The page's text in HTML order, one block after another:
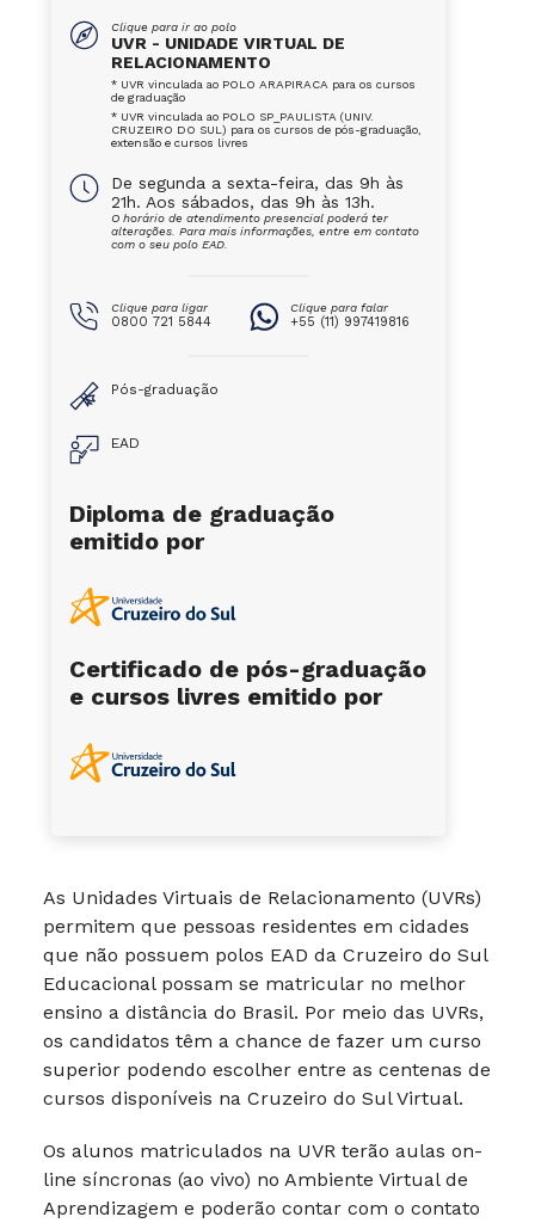
As Unidades Virtuais de Relacionamento (UVRs)
permitem que pessoas residentes em cidades
que não possuem polos EAD da Cruzeiro do Sul
Educacional possam se matricular no melhor
ensino a distância do Brasil. Por meio das UVRs,
os candidatos têm a chance de fazer um curso
superior podendo escolher entre as centenas de
cursos disponíveis na Cruzeiro do Sul Virtual.
Os alunos matriculados na UVR terão aulas on-
line síncronas (ao vivo) no Ambiente Virtual de
Aprendizagem e poderão contar com o contato
Clique para ir ao polo
UVR - UNIDADE VIRTUAL DE
RELACIONAMENTO
* UVR vinculada ao POLO ARAPIRACA para os cursos
de graduação
* UVR vinculada ao POLO SP_PAULISTA (UNIV.
CRUZEIRO DO SUL) para os cursos de pós-graduação,
extensão e cursos livres
De segunda a sexta-feira, das 9h às
21h. Aos sábados, das 9h às 13h.
O horário de atendimento presencial poderá ter
alterações. Para mais informações, entre em contato
com o seu polo EAD.
Clique para ligar
0800 721 5844
Clique para falar
+55 (11) 997419816
Pós-graduação
EAD
Diploma de graduação
emitido por
Certificado de pós-graduação
e cursos livres emitido por